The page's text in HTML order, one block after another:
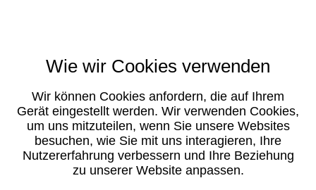
Wie wir Cookies verwenden
Wir können Cookies anfordern, die auf Ihrem
Gerät eingestellt werden. Wir verwenden Cookies,
um uns mitzuteilen, wenn Sie unsere Websites
besuchen, wie Sie mit uns interagieren, Ihre
Nutzererfahrung verbessern und Ihre Beziehung
zu unserer Website anpassen.